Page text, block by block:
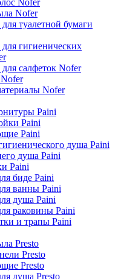
Nofer
Nofer
туалетной бумаги
гигиенических
салфеток Nofer
Nofer
Paini
Paini
Paini
душа Paini
душа Paini
Paini
биде Paini
ванны Paini
душа Paini
раковины Paini
и трапы Paini
Presto
Presto
Presto
душа Presto